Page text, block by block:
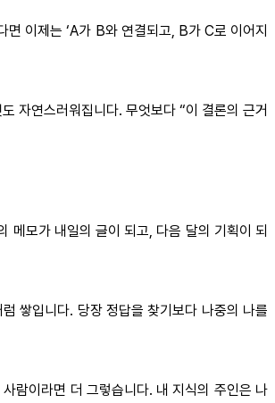
이제는 ‘A가 B와 연결되고, B가 C로 이어지
자연스러워집니다. 무엇보다 “이 결론의 근거
메모가 내일의 글이 되고, 다음 달의 기획이 되
쌓입니다. 당장 정답을 찾기보다 나중의 나를
람이라면 더 그렇습니다. 내 지식의 주인은 나